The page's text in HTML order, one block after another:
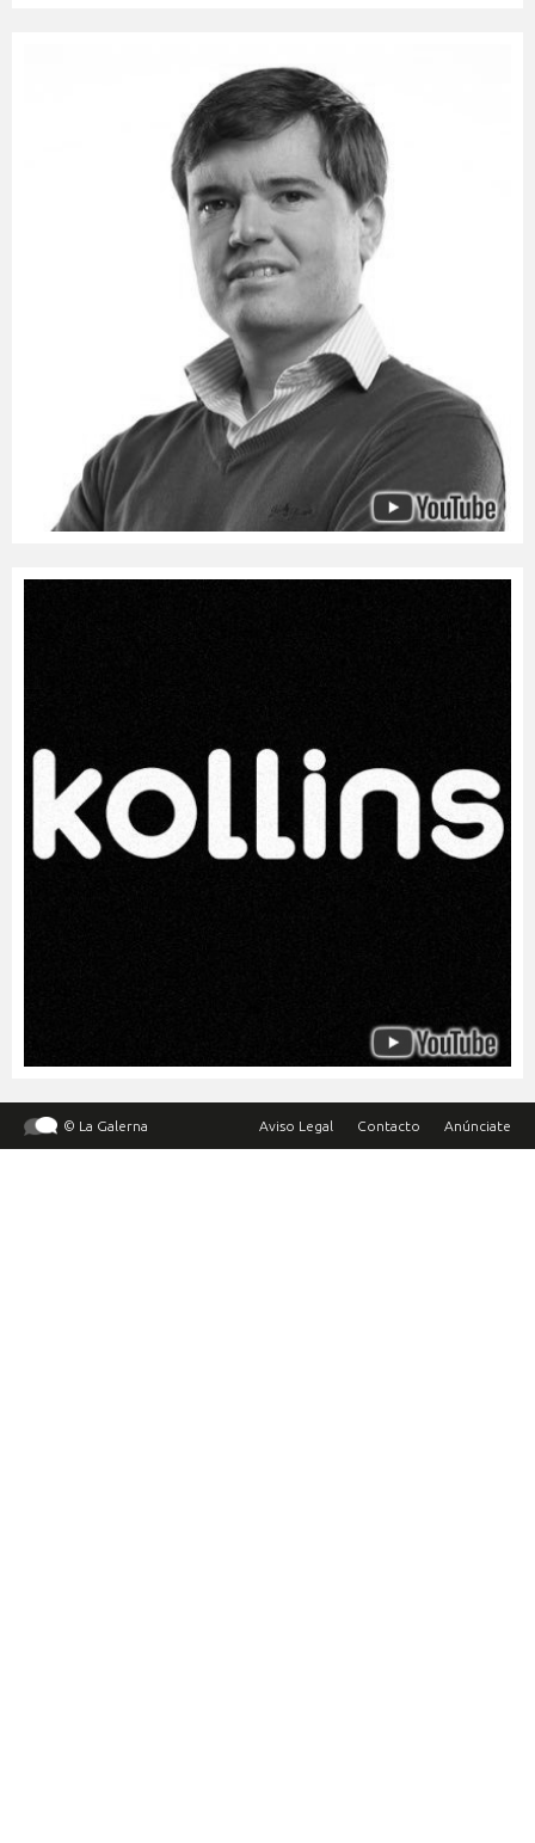
© La Galerna Aviso Legal Contacto Anúnciate